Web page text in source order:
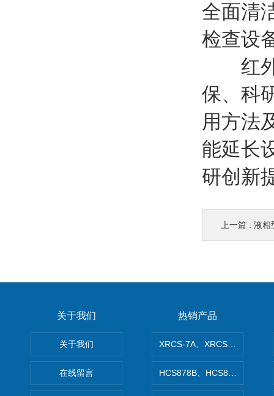
全面清
检查设
红外
保、科
用方法
能延长
研创新
上一篇 : 液相
关于我们
关于我们
在线留言
热销产品
XRCS-7A、XRCS-7B防腐蚀
HCS878B、HCS878A矿石型